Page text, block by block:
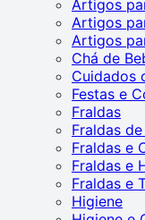
Artigos
Artigos
Artigos
Chá de
Cuidados
Festas e
Fraldas
Fraldas
Fraldas e
Fraldas e
Fraldas e
Higiene